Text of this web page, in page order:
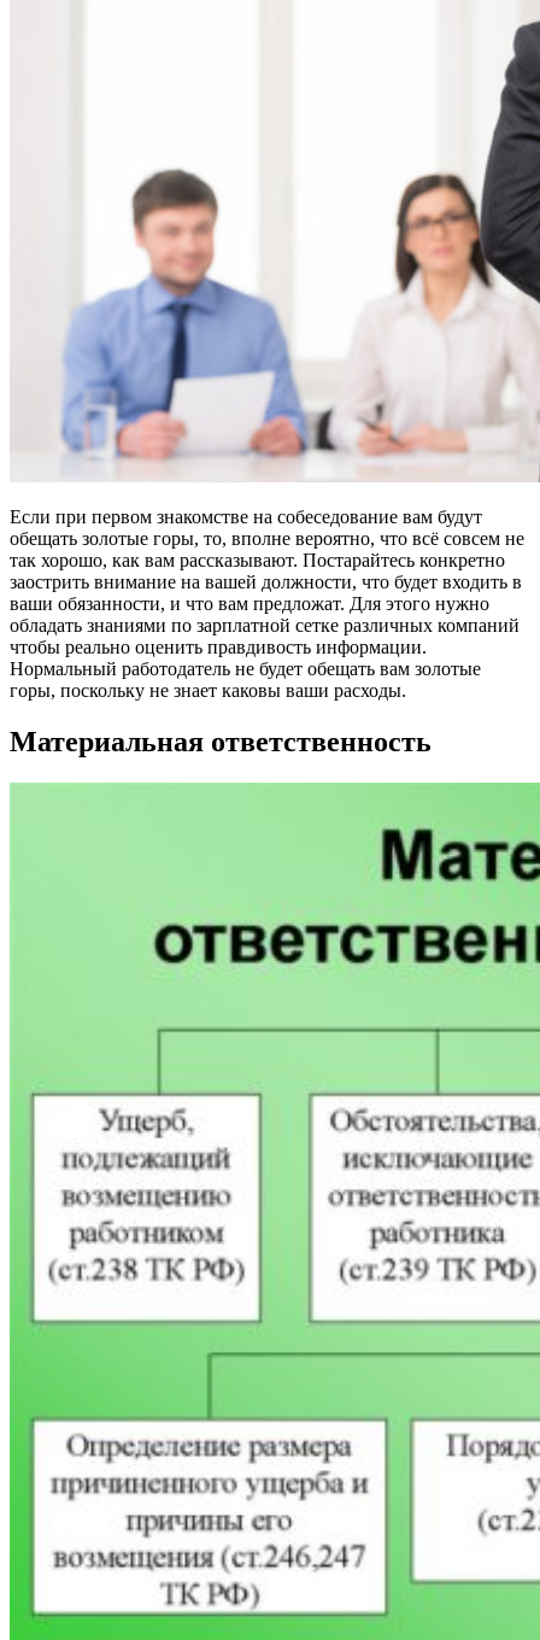
Если при первом знакомстве на собеседование вам будут
обещать золотые горы, то, вполне вероятно, что всё совсем не
так хорошо, как вам рассказывают. Постарайтесь конкретно
заострить внимание на вашей должности, что будет входить в
ваши обязанности, и что вам предложат. Для этого нужно
обладать знаниями по зарплатной сетке различных компаний
чтобы реально оценить правдивость информации.
Нормальный работодатель не будет обещать вам золотые
горы, поскольку не знает каковы ваши расходы.
Материальная ответственность